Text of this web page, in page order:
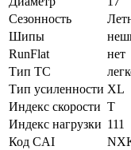
Сезонность
Шипы
RunFlat
нет
Тип ТС
Тип усиленности XL
Индекс скорости T
Индекс нагрузки 111
Код CAI